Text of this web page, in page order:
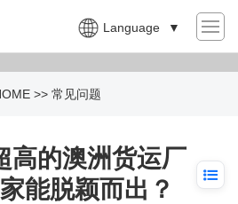
Language ▼
>> 常见问题
高的澳洲货运厂
能脱颖而出？